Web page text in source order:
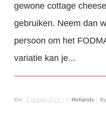
gewone cottage
gebruiken. Neem dan
persoon om het
variatie kan je...
On 2 Januari 2025 | In Hollands By